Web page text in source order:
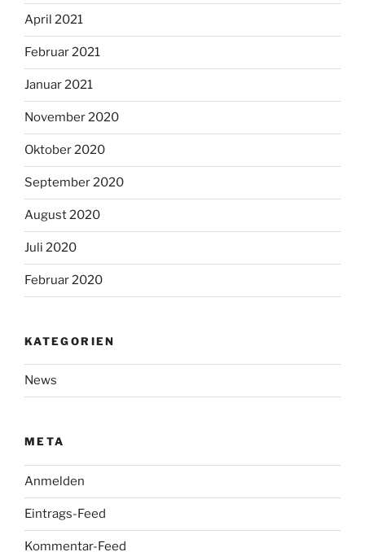
April 2021
Februar 2021
Januar 2021
November 2020
Oktober 2020
September 2020
August 2020
Juli 2020
Februar 2020
KATEGORIEN
News
META
Anmelden
Eintrags-Feed
Kommentar-Feed